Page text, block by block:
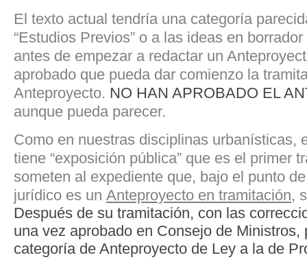
El texto actual tendría una categoría
“Estudios Previos” o a las ideas en
antes de empezar a redactar un
aprobado que pueda dar comienzo la
Anteproyecto. NO HAN APROBADO EL
aunque pueda parecer.
Como en nuestras disciplinas urbanísticas,
tiene “exposición pública” que es el primer
someten al expediente que, bajo el punto
jurídico es un Anteproyecto en tramitación,
Después de su tramitación, con las
una vez aprobado en Consejo de Ministros,
categoría de Anteproyecto de Ley a la de